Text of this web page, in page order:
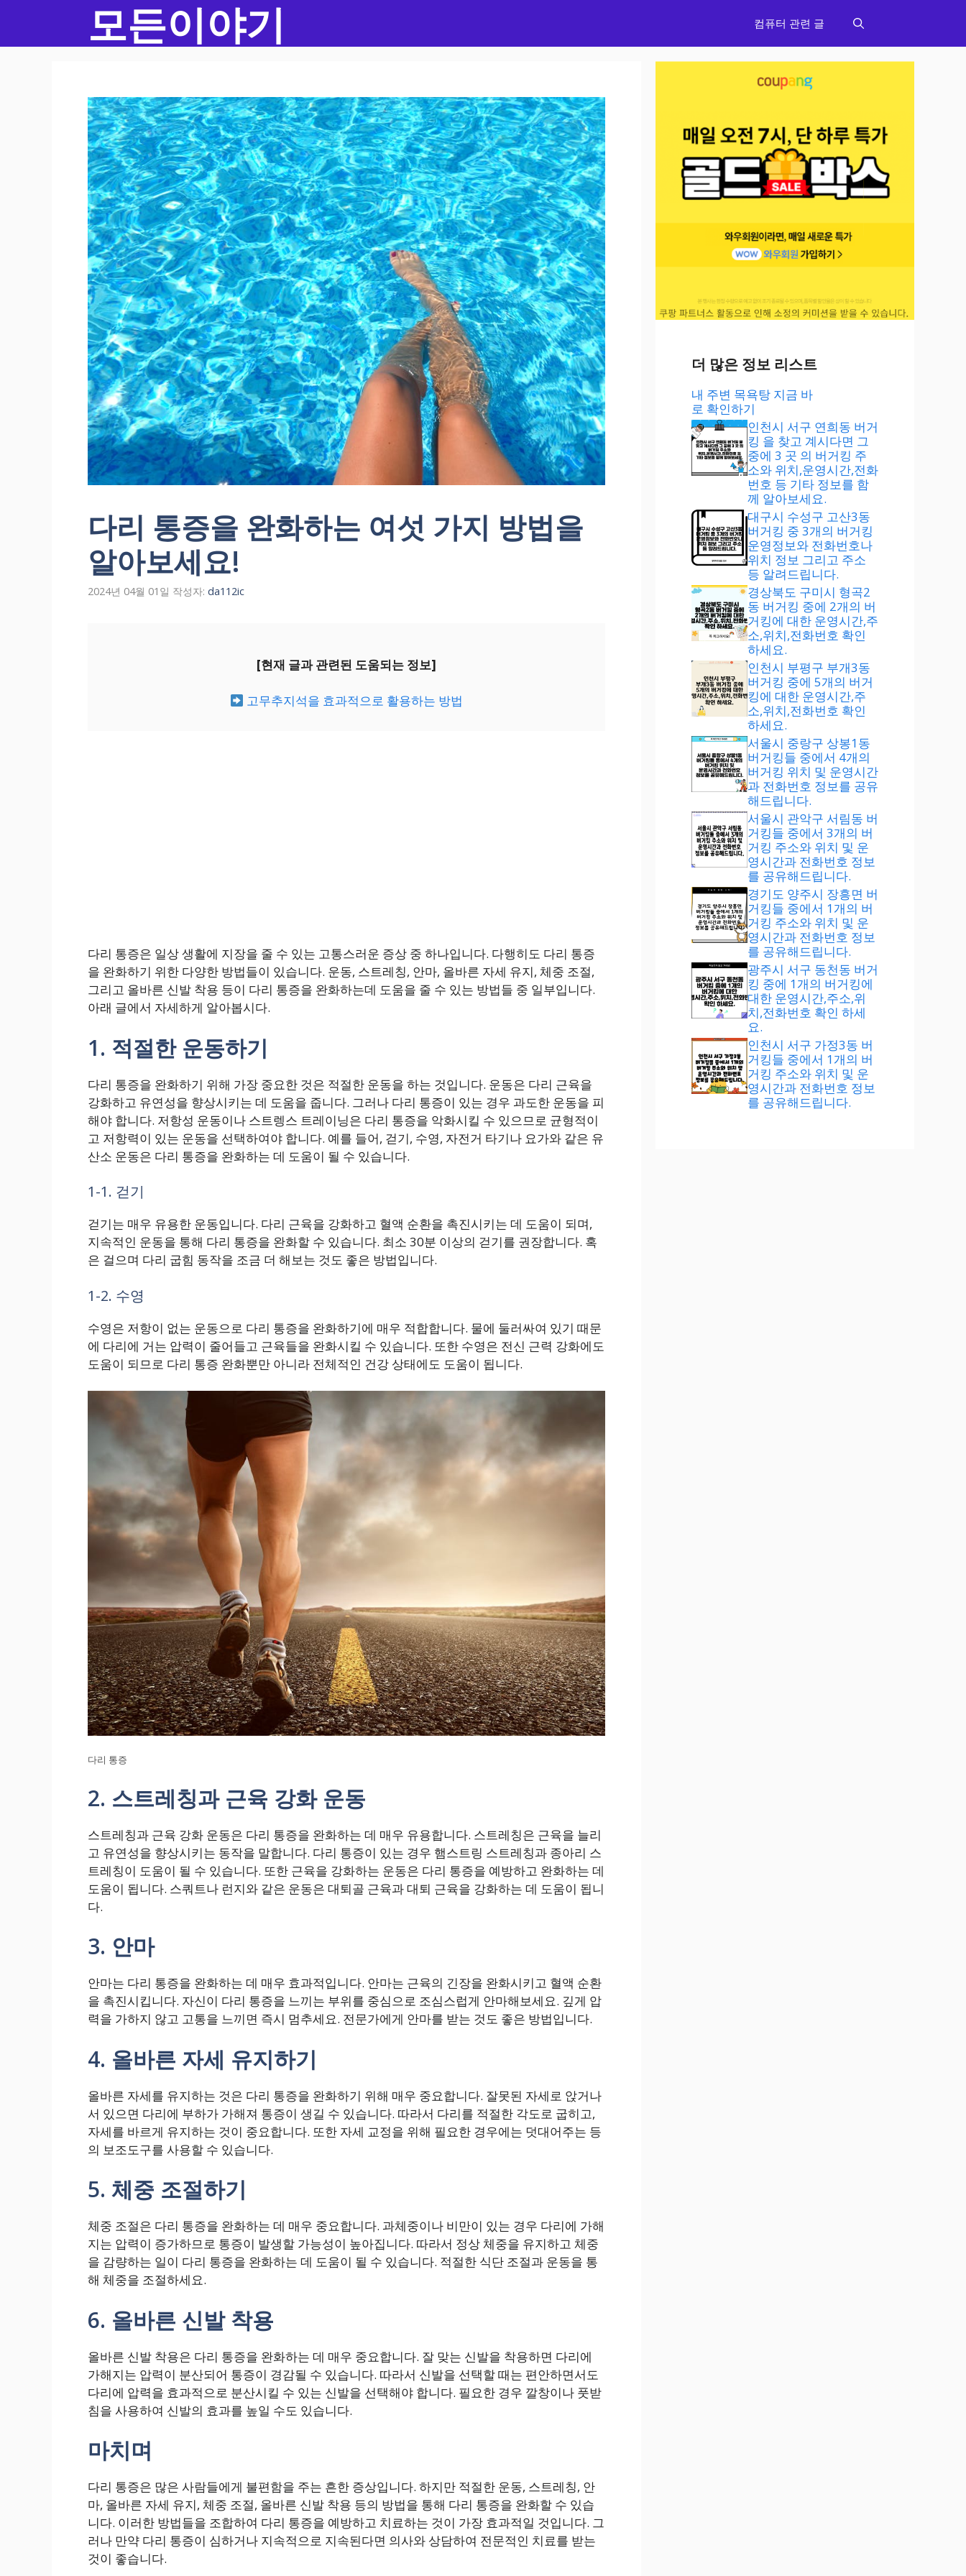
츠
모든이야기 컴퓨터 관련 글
다리 통증을 완화하는 여섯 가지 방법을
알아보세요!
2024년 04월 01일 작성자: da112ic
[현재 글과 관련된 도움되는 정보]
고무추지석을 효과적으로 활용하는 방법
다리 통증은 일상 생활에 지장을 줄 수 있는 고통스러운 증상 중 하나입니다. 다행히도 다리 통증
을 완화하기 위한 다양한 방법들이 있습니다. 운동, 스트레칭, 안마, 올바른 자세 유지, 체중 조절,
그리고 올바른 신발 착용 등이 다리 통증을 완화하는데 도움을 줄 수 있는 방법들 중 일부입니다.
아래 글에서 자세하게 알아봅시다.
1. 적절한 운동하기
다리 통증을 완화하기 위해 가장 중요한 것은 적절한 운동을 하는 것입니다. 운동은 다리 근육을
강화하고 유연성을 향상시키는 데 도움을 줍니다. 그러나 다리 통증이 있는 경우 과도한 운동을 피
해야 합니다. 저항성 운동이나 스트렝스 트레이닝은 다리 통증을 악화시킬 수 있으므로 균형적이
고 저항력이 있는 운동을 선택하여야 합니다. 예를 들어, 걷기, 수영, 자전거 타기나 요가와 같은 유
산소 운동은 다리 통증을 완화하는 데 도움이 될 수 있습니다.
1-1. 걷기
걷기는 매우 유용한 운동입니다. 다리 근육을 강화하고 혈액 순환을 촉진시키는 데 도움이 되며,
지속적인 운동을 통해 다리 통증을 완화할 수 있습니다. 최소 30분 이상의 걷기를 권장합니다. 혹
은 걸으며 다리 굽힘 동작을 조금 더 해보는 것도 좋은 방법입니다.
1-2. 수영
수영은 저항이 없는 운동으로 다리 통증을 완화하기에 매우 적합합니다. 물에 둘러싸여 있기 때문
에 다리에 거는 압력이 줄어들고 근육들을 완화시킬 수 있습니다. 또한 수영은 전신 근력 강화에도
도움이 되므로 다리 통증 완화뿐만 아니라 전체적인 건강 상태에도 도움이 됩니다.
다리 통증
2. 스트레칭과 근육 강화 운동
스트레칭과 근육 강화 운동은 다리 통증을 완화하는 데 매우 유용합니다. 스트레칭은 근육을 늘리
고 유연성을 향상시키는 동작을 말합니다. 다리 통증이 있는 경우 햄스트링 스트레칭과 종아리 스
트레칭이 도움이 될 수 있습니다. 또한 근육을 강화하는 운동은 다리 통증을 예방하고 완화하는 데
도움이 됩니다. 스쿼트나 런지와 같은 운동은 대퇴골 근육과 대퇴 근육을 강화하는 데 도움이 됩니
다.
3. 안마
안마는 다리 통증을 완화하는 데 매우 효과적입니다. 안마는 근육의 긴장을 완화시키고 혈액 순환
을 촉진시킵니다. 자신이 다리 통증을 느끼는 부위를 중심으로 조심스럽게 안마해보세요. 깊게 압
력을 가하지 않고 고통을 느끼면 즉시 멈추세요. 전문가에게 안마를 받는 것도 좋은 방법입니다.
4. 올바른 자세 유지하기
올바른 자세를 유지하는 것은 다리 통증을 완화하기 위해 매우 중요합니다. 잘못된 자세로 앉거나
서 있으면 다리에 부하가 가해져 통증이 생길 수 있습니다. 따라서 다리를 적절한 각도로 굽히고,
자세를 바르게 유지하는 것이 중요합니다. 또한 자세 교정을 위해 필요한 경우에는 덧대어주는 등
의 보조도구를 사용할 수 있습니다.
5. 체중 조절하기
체중 조절은 다리 통증을 완화하는 데 매우 중요합니다. 과체중이나 비만이 있는 경우 다리에 가해
지는 압력이 증가하므로 통증이 발생할 가능성이 높아집니다. 따라서 정상 체중을 유지하고 체중
을 감량하는 일이 다리 통증을 완화하는 데 도움이 될 수 있습니다. 적절한 식단 조절과 운동을 통
해 체중을 조절하세요.
6. 올바른 신발 착용
올바른 신발 착용은 다리 통증을 완화하는 데 매우 중요합니다. 잘 맞는 신발을 착용하면 다리에
가해지는 압력이 분산되어 통증이 경감될 수 있습니다. 따라서 신발을 선택할 때는 편안하면서도
다리에 압력을 효과적으로 분산시킬 수 있는 신발을 선택해야 합니다. 필요한 경우 깔창이나 풋받
침을 사용하여 신발의 효과를 높일 수도 있습니다.
마치며
다리 통증은 많은 사람들에게 불편함을 주는 흔한 증상입니다. 하지만 적절한 운동, 스트레칭, 안
마, 올바른 자세 유지, 체중 조절, 올바른 신발 착용 등의 방법을 통해 다리 통증을 완화할 수 있습
니다. 이러한 방법들을 조합하여 다리 통증을 예방하고 치료하는 것이 가장 효과적일 것입니다. 그
러나 만약 다리 통증이 심하거나 지속적으로 지속된다면 의사와 상담하여 전문적인 치료를 받는
것이 좋습니다.
더 많은 정보 리스트
내 주변 목욕탕 지금 바
로 확인하기
인천시 서구 연희동 버거
킹 을 찾고 계시다면 그
중에 3 곳 의 버거킹 주
소와 위치,운영시간,전화
번호 등 기타 정보를 함
께 알아보세요.
대구시 수성구 고산3동
버거킹 중 3개의 버거킹
운영정보와 전화번호나
위치 정보 그리고 주소
등 알려드립니다.
경상북도 구미시 형곡2
동 버거킹 중에 2개의 버
거킹에 대한 운영시간,주
소,위치,전화번호 확인
하세요.
인천시 부평구 부개3동
버거킹 중에 5개의 버거
킹에 대한 운영시간,주
소,위치,전화번호 확인
하세요.
서울시 중랑구 상봉1동
버거킹들 중에서 4개의
버거킹 위치 및 운영시간
과 전화번호 정보를 공유
해드립니다.
서울시 관악구 서림동 버
거킹들 중에서 3개의 버
거킹 주소와 위치 및 운
영시간과 전화번호 정보
를 공유해드립니다.
경기도 양주시 장흥면 버
거킹들 중에서 1개의 버
거킹 주소와 위치 및 운
영시간과 전화번호 정보
를 공유해드립니다.
광주시 서구 동천동 버거
킹 중에 1개의 버거킹에
대한 운영시간,주소,위
치,전화번호 확인 하세
요.
인천시 서구 가정3동 버
거킹들 중에서 1개의 버
거킹 주소와 위치 및 운
영시간과 전화번호 정보
를 공유해드립니다.